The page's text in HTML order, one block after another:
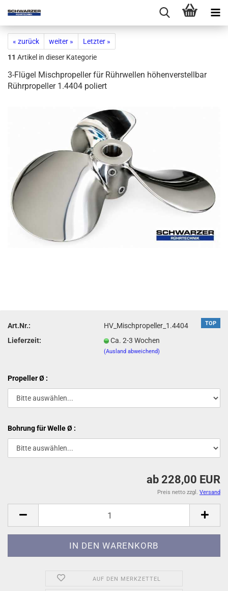
« zurück weiter »
Letzter »
11 Artikel in dieser Kategorie
3-Flügel Mischpropeller für Rührwellen höhenverstellbar
Rührpropeller 1.4404 poliert
TOP
Art.Nr.:
HV_Mischpropeller_1.4404
Lieferzeit:
Ca. 2-3 Wochen
(Ausland abweichend)
Propeller Ø :
Bohrung für Welle Ø :
ab 228,00 EUR
Preis netto zzgl. Versand
AUF DEN MERKZETTEL